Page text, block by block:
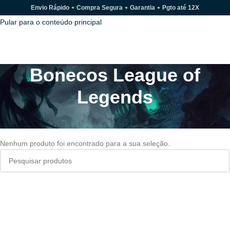
Pular para a navegação
Pular para o conteúdo principal
Envio Rápido ⋆ Compra Segura ⋆ Garantia ⋆ Pgto até 12X
Bonecos League of
Legends
Início/ League of Legends Bonecos League of Legends
Nenhum produto foi encontrado para a sua seleção.